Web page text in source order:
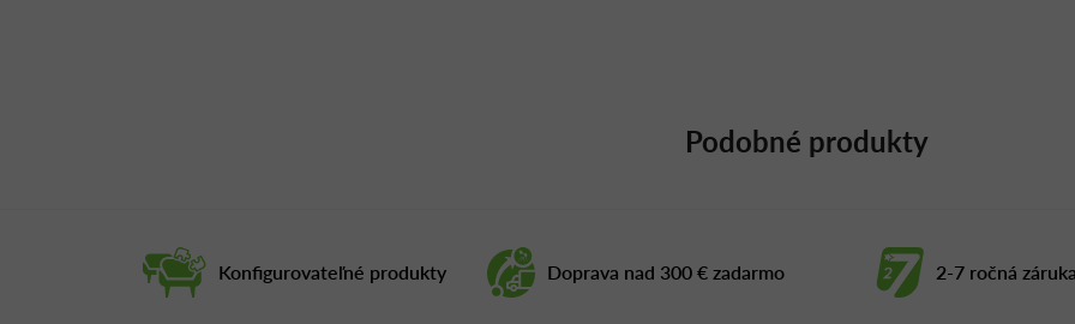
Konfigurovateľné produkty Doprava nad 300 € zadarmo 2-7 ročná záruka
Podobné produkty